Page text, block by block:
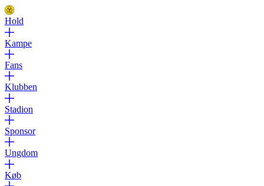
Hold
Kampe
Fans
Klubben
Stadion
Sponsor
Ungdom
Køb